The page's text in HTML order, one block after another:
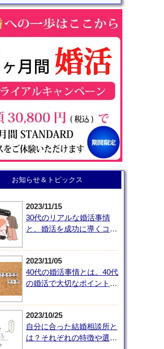
お知らせ＆トピックス
2023/11/15
30代のリアルな婚活事情
と、婚活を成功に導くコツ
2023/11/05
40代の婚活事情とは。40代
の婚活で大切なポイントを
2023/10/25
自分に合った結婚相談所と
は？それぞれの特徴や選び